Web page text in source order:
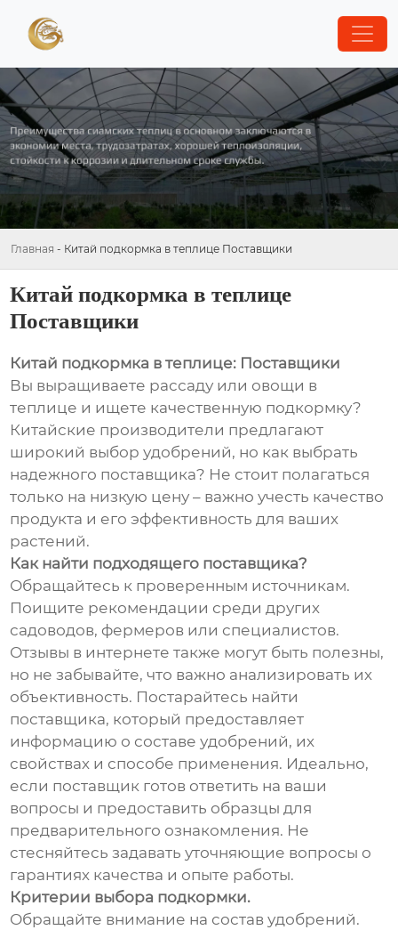
Главная - Китай подкормка в теплице Поставщики
Китай подкормка в теплице
Поставщики
Китай подкормка в теплице: Поставщики
Вы выращиваете рассаду или овощи в
теплице и ищете качественную подкормку?
Китайские производители предлагают
широкий выбор удобрений, но как выбрать
надежного поставщика? Не стоит полагаться
только на низкую цену – важно учесть качество
продукта и его эффективность для ваших
растений.
Как найти подходящего поставщика?
Обращайтесь к проверенным источникам.
Поищите рекомендации среди других
садоводов, фермеров или специалистов.
Отзывы в интернете также могут быть полезны,
но не забывайте, что важно анализировать их
объективность. Постарайтесь найти
поставщика, который предоставляет
информацию о составе удобрений, их
свойствах и способе применения. Идеально,
если поставщик готов ответить на ваши
вопросы и предоставить образцы для
предварительного ознакомления. Не
стесняйтесь задавать уточняющие вопросы о
гарантиях качества и опыте работы.
Критерии выбора подкормки.
Обращайте внимание на состав удобрений.